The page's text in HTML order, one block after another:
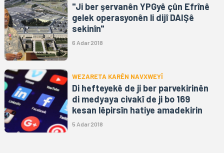
"Ji ber şervanên YPGyê çûn Efrînê
gelek operasyonên li dijî DAIŞê
sekinîn"
6 Adar 2018
WEZARETA KARÊN NAVXWEYÎ
Di hefteyekê de ji ber parvekirinên
di medyaya civakî de ji bo 169
kesan lêpirsîn hatiye amadekirin
5 Adar 2018